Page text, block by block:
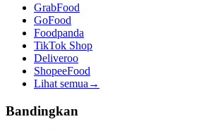
GrabFood
GoFood
Foodpanda
TikTok Shop
Deliveroo
ShopeeFood
Lihat semua →
Bandingkan